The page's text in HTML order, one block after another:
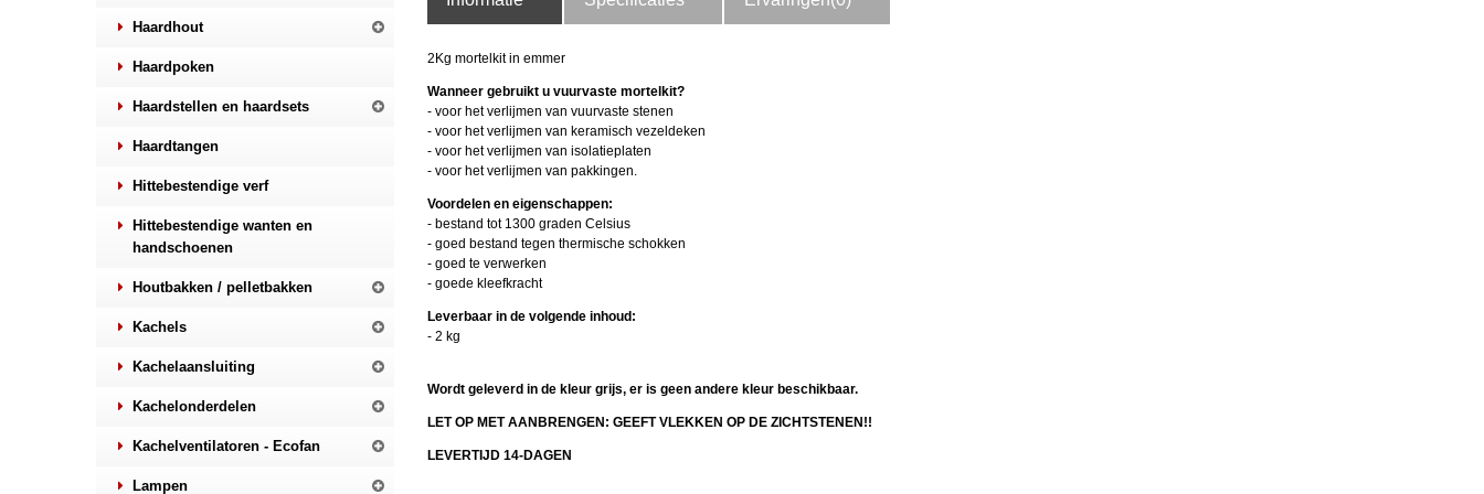
2Kg mortelkit in emmer
Wanneer gebruikt u vuurvaste mortelkit?
- voor het verlijmen van vuurvaste stenen
- voor het verlijmen van keramisch vezeldeken
- voor het verlijmen van isolatieplaten
- voor het verlijmen van pakkingen.
Voordelen en eigenschappen:
- bestand tot 1300 graden Celsius
- goed bestand tegen thermische schokken
- goed te verwerken
- goede kleefkracht
Leverbaar in de volgende inhoud:
- 2 kg
Wordt geleverd in de kleur grijs, er is geen andere kleur beschikbaar.
LET OP MET AANBRENGEN: GEEFT VLEKKEN OP DE ZICHTSTENEN!!
LEVERTIJD 14-DAGEN
Haardhout
Haardpoken
Haardstellen en haardsets
Haardtangen
Hittebestendige verf
Hittebestendige wanten en
handschoenen
Houtbakken / pelletbakken
Kachels
Kachelaansluiting
Kachelonderdelen
Kachelventilatoren - Ecofan
Lampen